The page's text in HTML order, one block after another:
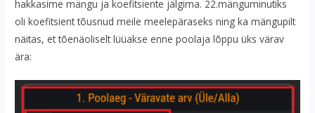
hakkasime mängu ja koefitsiente jälgima. 22.mänguminutiks
oli koefitsient tõusnud meile meelepäraseks ning ka mängupilt
näitas, et tõenäoliselt lüüakse enne poolaja lõppu üks värav
ära: